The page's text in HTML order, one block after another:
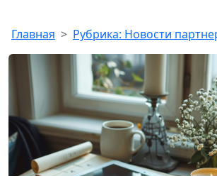
Главная Рубрика: Новости